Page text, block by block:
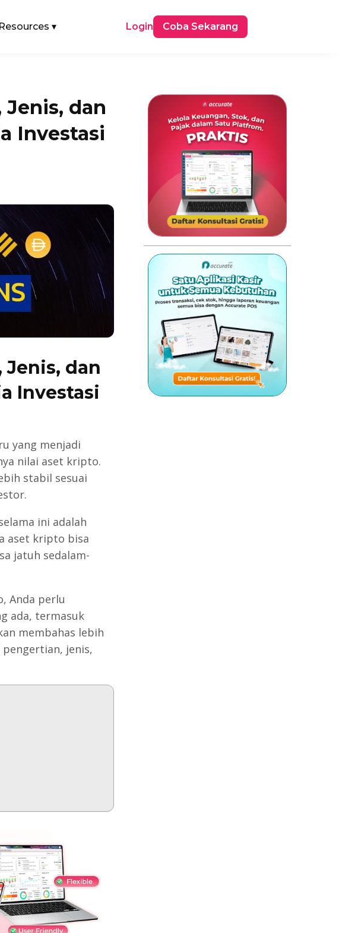
Resources ▾ Login Coba Sekarang
Jenis, dan
Investasi
Jenis, dan
Investasi
yang menjadi
nilai aset kripto.
stabil sesuai
ini adalah
aset kripto bisa
jatuh sedalam-
Anda perlu
ada, termasuk
membahas lebih
jenis,